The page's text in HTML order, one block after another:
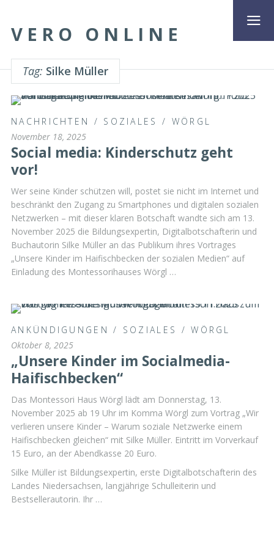
VERO ONLINE
Tag: Silke Müller
NACHRICHTEN / SOZIALES / WÖRGL
November 18, 2025
Social media: Kinderschutz geht
vor!
Wer seine Kinder schützen will, postet sie nicht im Internet und
beschränkt den Zugang zu Smartphones und digitalen sozialen
Netzwerken – mit dieser klaren Botschaft wandte sich am 13.
November 2025 die Bildungsexpertin, Digitalbotschafterin und
Buchautorin Silke Müller an das Publikum ihres Vortrages
„Unsere Kinder im Haifischbecken der sozialen Medien“ auf
Einladung des Montessorihauses Wörgl …
ANKÜNDIGUNGEN / SOZIALES /WÖRGL
Oktober 8, 2025
„Unsere Kinder im Socialmedia-
Haifischbecken“
Das Montessori Haus Wörgl lädt am Donnerstag, 13.
November 2025 ab 19 Uhr im Komma Wörgl zum Vortrag „Wir
verlieren unsere Kinder – Warum soziale Netzwerke einem
Haifischbecken gleichen“ mit Silke Müller. Eintritt im Vorverkauf
15 Euro, an der Abendkasse 20 Euro.
Silke Müller ist Bildungsexpertin, erste Digitalbotschafterin des
Landes Niedersachsen, langjährige Schulleiterin und
Bestsellerautorin. Ihr …